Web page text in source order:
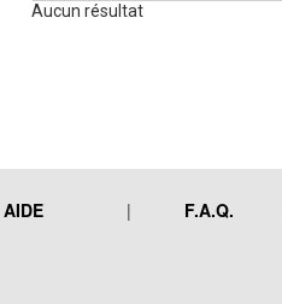
Aucun résultat
AIDE F.A.Q.